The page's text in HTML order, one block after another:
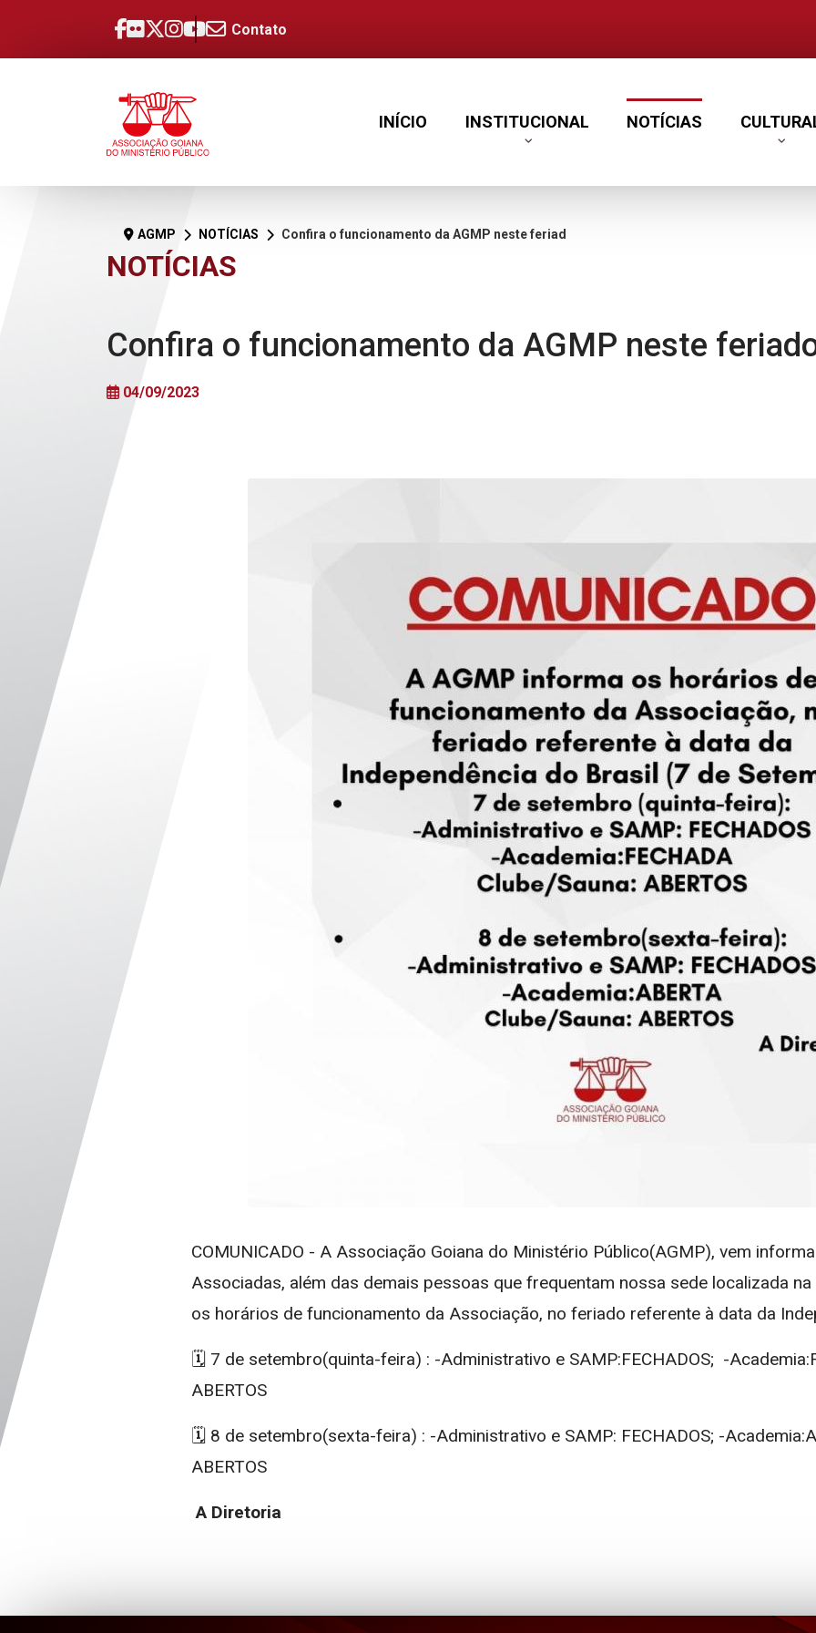
Contato
INÍCIO INSTITUCIONAL NOTÍCIAS
NOTÍCIAS
AGMP NOTÍCIAS Confira o funcionamento da AGMP neste feriado de 07 de setembro
Confira o funcionamento da AGMP neste
04/09/2023
COMUNICADO - A Associação Goiana do Ministério Público(AGMP), vem
Associadas, além das demais pessoas que frequentam nossa sede localizada na
os horários de funcionamento da Associação, no feriado referente à data da
🗓️ 7 de setembro(quinta-feira) : -Administrativo e SAMP:FECHADOS; -
ABERTOS
🗓️ 8 de setembro(sexta-feira) : -Administrativo e SAMP: FECHADOS; -
ABERTOS
A Diretoria